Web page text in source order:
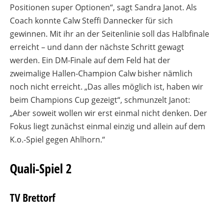
Positionen super Optionen“, sagt Sandra Janot. Als
Coach konnte Calw Steffi Dannecker für sich
gewinnen. Mit ihr an der Seitenlinie soll das Halbfinale
erreicht – und dann der nächste Schritt gewagt
werden. Ein DM-Finale auf dem Feld hat der
zweimalige Hallen-Champion Calw bisher nämlich
noch nicht erreicht. „Das alles möglich ist, haben wir
beim Champions Cup gezeigt“, schmunzelt Janot:
„Aber soweit wollen wir erst einmal nicht denken. Der
Fokus liegt zunächst einmal einzig und allein auf dem
K.o.-Spiel gegen Ahlhorn.“
Quali-Spiel 2
TV Brettorf